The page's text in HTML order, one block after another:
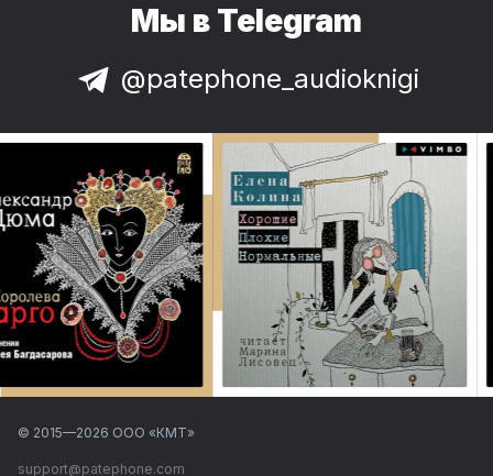
Мы в Telegram
@patephone_audioknigi
© 2015—2026 ООО «КМТ»
support@patephone.com